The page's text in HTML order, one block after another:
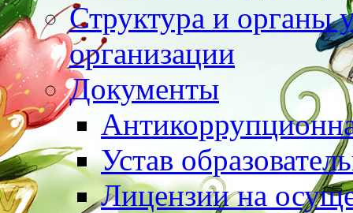
Структура и органы
организации
Документы
Устав
Лицензии на